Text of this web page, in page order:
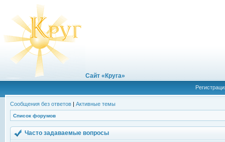
Сайт «Круга»
Сообщения без ответов | Активные темы
Список форумов
Часто задаваемые вопросы